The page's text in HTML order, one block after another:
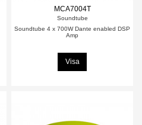
MCA7004T
Soundtube
Soundtube 4 x 700W Dante enabled DSP
Amp
Visa